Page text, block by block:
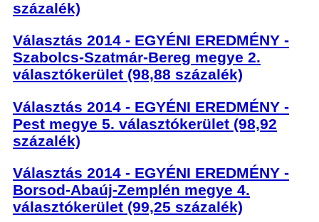
százalék)
Választás 2014 - EGYÉNI EREDMÉNY -
Szabolcs-Szatmár-Bereg megye 2.
választókerület (98,88 százalék)
Választás 2014 - EGYÉNI EREDMÉNY -
Pest megye 5. választókerület (98,92
százalék)
Választás 2014 - EGYÉNI EREDMÉNY -
Borsod-Abaúj-Zemplén megye 4.
választókerület (99,25 százalék)